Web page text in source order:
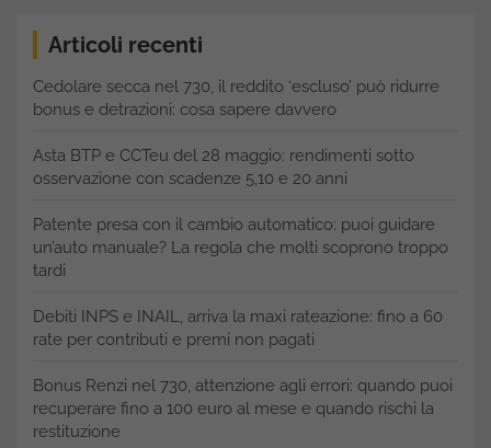
Articoli recenti
Cedolare secca nel 730, il reddito ‘escluso’ può ridurre
bonus e detrazioni: cosa sapere davvero
Asta BTP e CCTeu del 28 maggio: rendimenti sotto
osservazione con scadenze 5,10 e 20 anni
Patente presa con il cambio automatico: puoi guidare
un’auto manuale? La regola che molti scoprono troppo
tardi
Debiti INPS e INAIL, arriva la maxi rateazione: fino a 60
rate per contributi e premi non pagati
Bonus Renzi nel 730, attenzione agli errori: quando puoi
recuperare fino a 100 euro al mese e quando rischi la
restituzione